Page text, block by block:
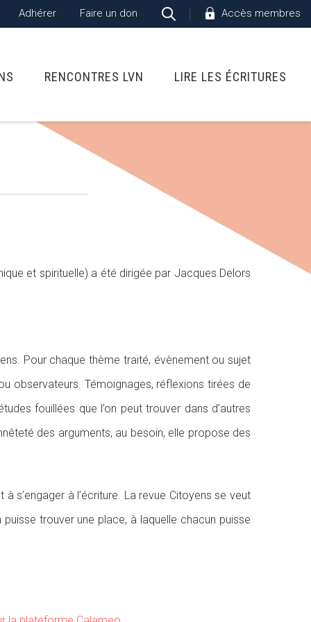
Adhérer Faire un don Accès membres
RENCONTRES LVN LIRE LES ÉCRITURES
et spirituelle) a été dirigée par Jacques Delors
Pour chaque thème traité, évènement ou sujet
observateurs. Témoignages, réflexions tirées de
fouillées que l’on peut trouver dans d’autres
des arguments, au besoin, elle propose des
s’engager à l’écriture. La revue Citoyens se veut
trouver une place, à laquelle chacun puisse